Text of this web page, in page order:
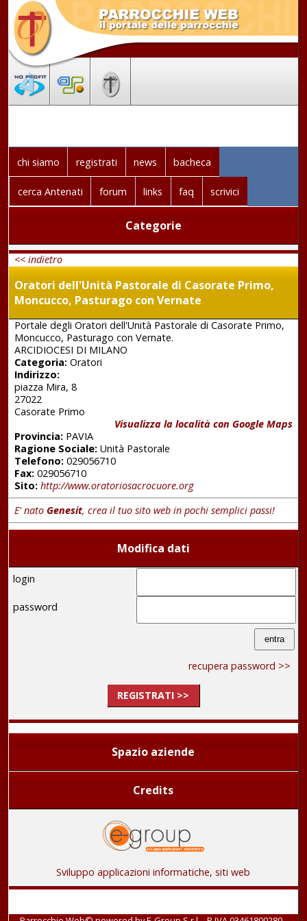
chi siamo registrati news bacheca
cerca Antenati forum links faq scrivici
Categorie
<< indietro
Oratori dell'Unità Pastorale di Casorate Primo,
Moncucco, Pasturago con Vernate
Portale degli Oratori dell'Unità Pastorale di Casorate Primo,
Moncucco, Pasturago con Vernate.
ARCIDIOCESI DI MILANO
Categoria:Oratori
Indirizzo:
piazza Mira, 8
27022
Casorate Primo
Visualizza la località con Google Maps
Provincia:PAVIA
Ragione Sociale:Unità Pastorale
Telefono:029056710
Fax:029056710
Sito: http://www.oratoriosacrocuore.org
E' nato Genesit, crea il tuo sito web in pochi semplici passi!
Modifica dati
login
password
recupera password >>
REGISTRATI >>
Spazio aziende
Credits
Sviluppo applicazioni informatiche, siti web